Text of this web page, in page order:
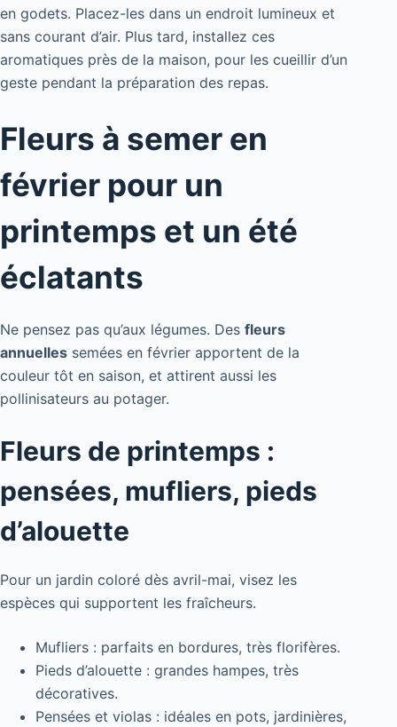
en godets. Placez-les dans un endroit lumineux et
sans courant d’air. Plus tard, installez ces
aromatiques près de la maison, pour les cueillir d’un
geste pendant la préparation des repas.
Fleurs à semer en
février pour un
printemps et un été
éclatants
Ne pensez pas qu’aux légumes. Des fleurs
annuelles semées en février apportent de la
couleur tôt en saison, et attirent aussi les
pollinisateurs au potager.
Fleurs de printemps :
pensées, mufliers, pieds
d’alouette
Pour un jardin coloré dès avril-mai, visez les
espèces qui supportent les fraîcheurs.
Mufliers : parfaits en bordures, très florifères.
Pieds d’alouette : grandes hampes, très
décoratives.
Pensées et violas : idéales en pots, jardinières,